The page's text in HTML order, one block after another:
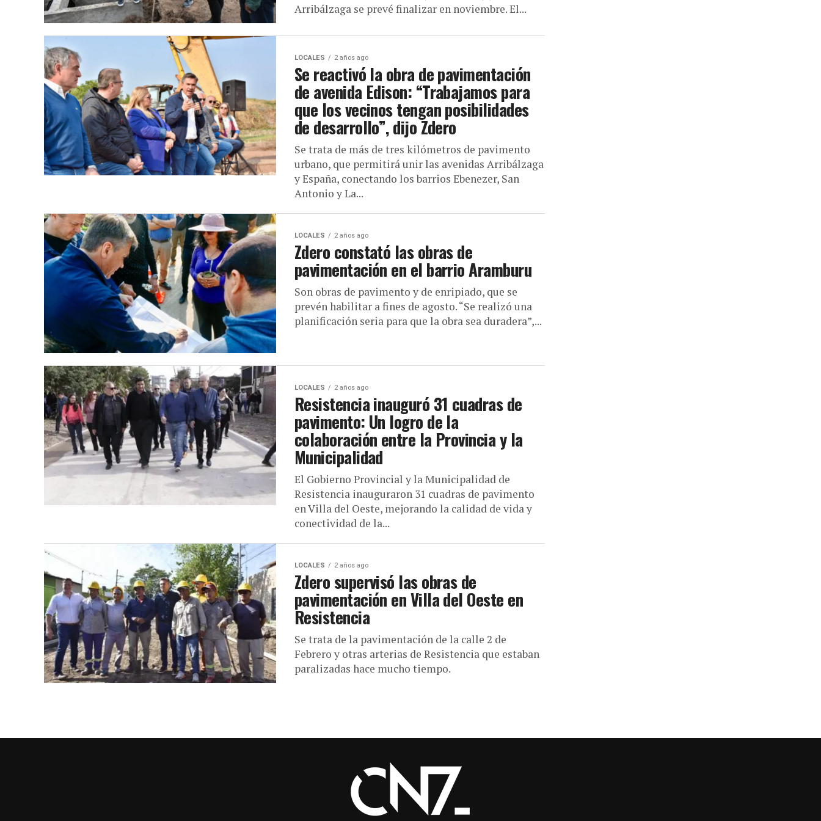
Arribálzaga se prevé finalizar en noviembre. El...
LOCALES 2 años ago
Se reactivó la obra de pavimentación
de avenida Edison: “Trabajamos para
que los vecinos tengan posibilidades
de desarrollo”, dijo Zdero
Se trata de más de tres kilómetros de pavimento
urbano, que permitirá unir las avenidas Arribálzaga
y España, conectando los barrios Ebenezer, San
Antonio y La...
LOCALES 2 años ago
Zdero constató las obras de
pavimentación en el barrio Aramburu
Son obras de pavimento y de enripiado, que se
prevén habilitar a fines de agosto. “Se realizó una
planificación seria para que la obra sea duradera”,...
LOCALES 2 años ago
Resistencia inauguró 31 cuadras de
pavimento: Un logro de la
colaboración entre la Provincia y la
Municipalidad
El Gobierno Provincial y la Municipalidad de
Resistencia inauguraron 31 cuadras de pavimento
en Villa del Oeste, mejorando la calidad de vida y
conectividad de la...
LOCALES 2 años ago
Zdero supervisó las obras de
pavimentación en Villa del Oeste en
Resistencia
Se trata de la pavimentación de la calle 2 de
Febrero y otras arterias de Resistencia que estaban
paralizadas hace mucho tiempo.